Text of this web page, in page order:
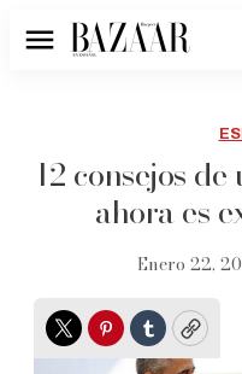
Menú
12 consejos
ahora es
Enero 22,
TwitterPinterest
TumblrCopy